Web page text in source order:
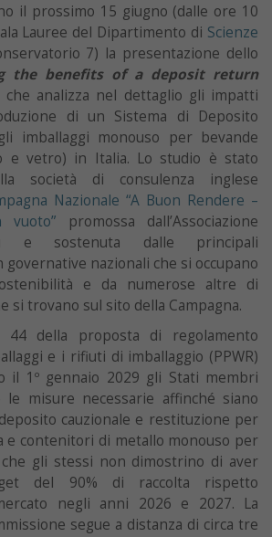
il prossimo 15 giugno (dalle ore 10
Lauree del Dipartimento di Scienze
7) la presentazione dello
the benefits of a deposit return
che analizza nel dettaglio gli impatti
di un Sistema di Deposito
imballaggi monouso per bevande
e vetro) in Italia. Lo studio è stato
società di consulenza inglese
Nazionale “A Buon Rendere –
promossa dall’Associazione
e sostenuta dalle principali
nazionali che si occupano
e da numerose altre di
si trovano sul sito della Campagna.
44 della proposta di regolamento
e i rifiuti di imballaggio (PPWR)
il 1º gennaio 2029 gli Stati membri
le misure necessarie affinché siano
cauzionale e restituzione per
e contenitori di metallo monouso per
gli stessi non dimostrino di aver
del 90% di raccolta rispetto
negli anni 2026 e 2027. La
segue a distanza di circa tre